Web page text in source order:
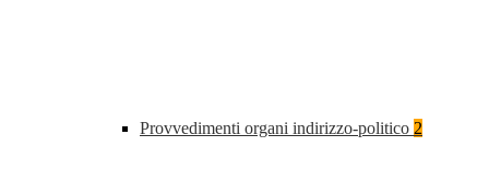
Provvedimenti organi indirizzo-politico 2